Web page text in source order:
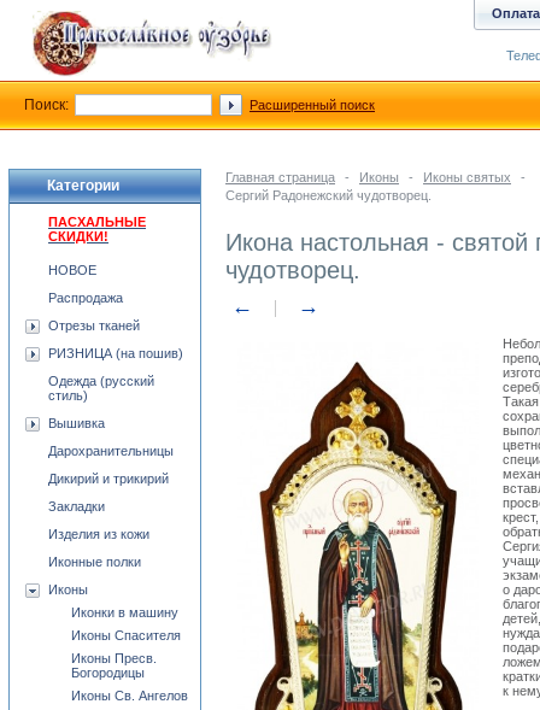
Главная страница - Иконы - Иконы святых
-
Сергий Радонежский чудотворец.
Икона настольная -
чудотворец.
← →
о
к
Категории
ПАСХАЛЬНЫЕ
СКИДКИ!
НОВОЕ
Распродажа
Отрезы тканей
РИЗНИЦА (на пошив)
Одежда (русский
стиль)
Вышивка
Дарохранительницы
Дикирий и трикирий
Закладки
Изделия из кожи
Иконные полки
Иконы
Иконки в машину
Иконы Спасителя
Иконы Пресв.
Богородицы
Иконы Св. Ангелов
Оплата
Поиск: Расширенный поиск